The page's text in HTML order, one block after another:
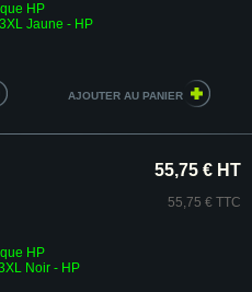
HP
Jaune - HP
HP
Noir - HP
55,75 € HT
55,75 € TTC